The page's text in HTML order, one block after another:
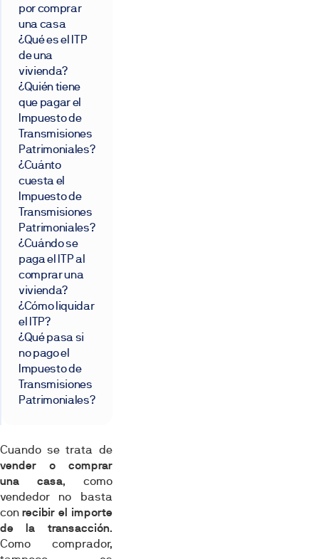
Cuando se trata de
vender o comprar
una casa, como
vendedor no basta
con recibir el importe
de la transacción.
Como comprador,
por comprar
una casa
¿Qué es el ITP
de una
vivienda?
¿Quién tiene
que pagar el
Impuesto de
Transmisiones
Patrimoniales?
¿Cuánto
cuesta el
Impuesto de
Transmisiones
Patrimoniales?
¿Cuándo se
paga el ITP al
comprar una
vivienda?
¿Cómo liquidar
el ITP?
¿Qué pasa si
no pago el
Impuesto de
Transmisiones
Patrimoniales?